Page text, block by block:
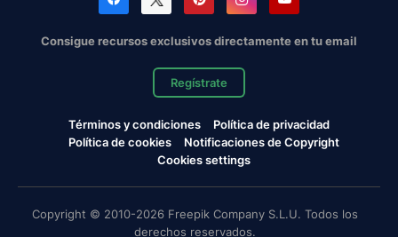
Consigue recursos exclusivos directamente en tu email
Regístrate
Términos y condiciones
Política de privacidad
Política de cookies
Notificaciones de Copyright
Cookies settings
Copyright © 2010-2026 Freepik Company S.L.U. Todos los
derechos reservados.